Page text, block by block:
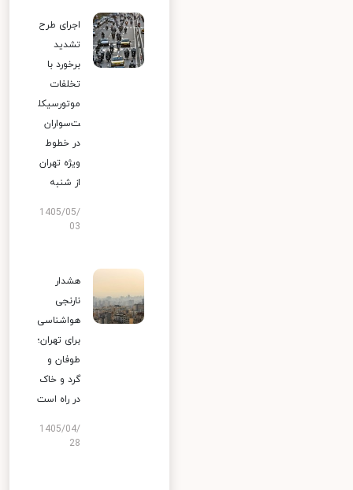
اجرای طرح
تشدید
برخورد با
تخلفات
موتورسیکل
ت‌سواران
در خطوط
ویژه تهران
از شنبه
1405/05/
03
هشدار
نارنجی
هواشناسی
برای تهران؛
طوفان و
گرد و خاک
در راه است
1405/04/
28